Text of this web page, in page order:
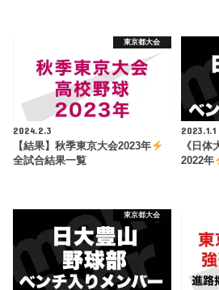
東京都大会
2024.2.3
【結果】秋季東京大会2023年
全試合結果一覧
2023.1.1
《日
2022年
東京都大会